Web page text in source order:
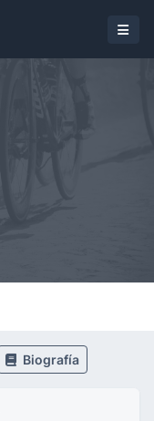
Biografía